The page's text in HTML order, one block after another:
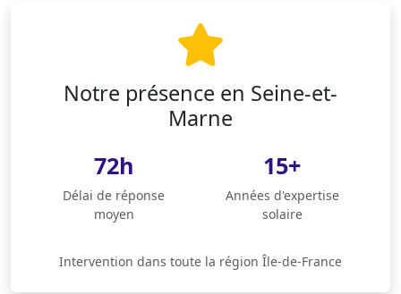
Notre présence en Seine-et-
Marne
72h
Délai de réponse
moyen
15+
Années d'expertise
solaire
Intervention dans toute la région Île-de-France